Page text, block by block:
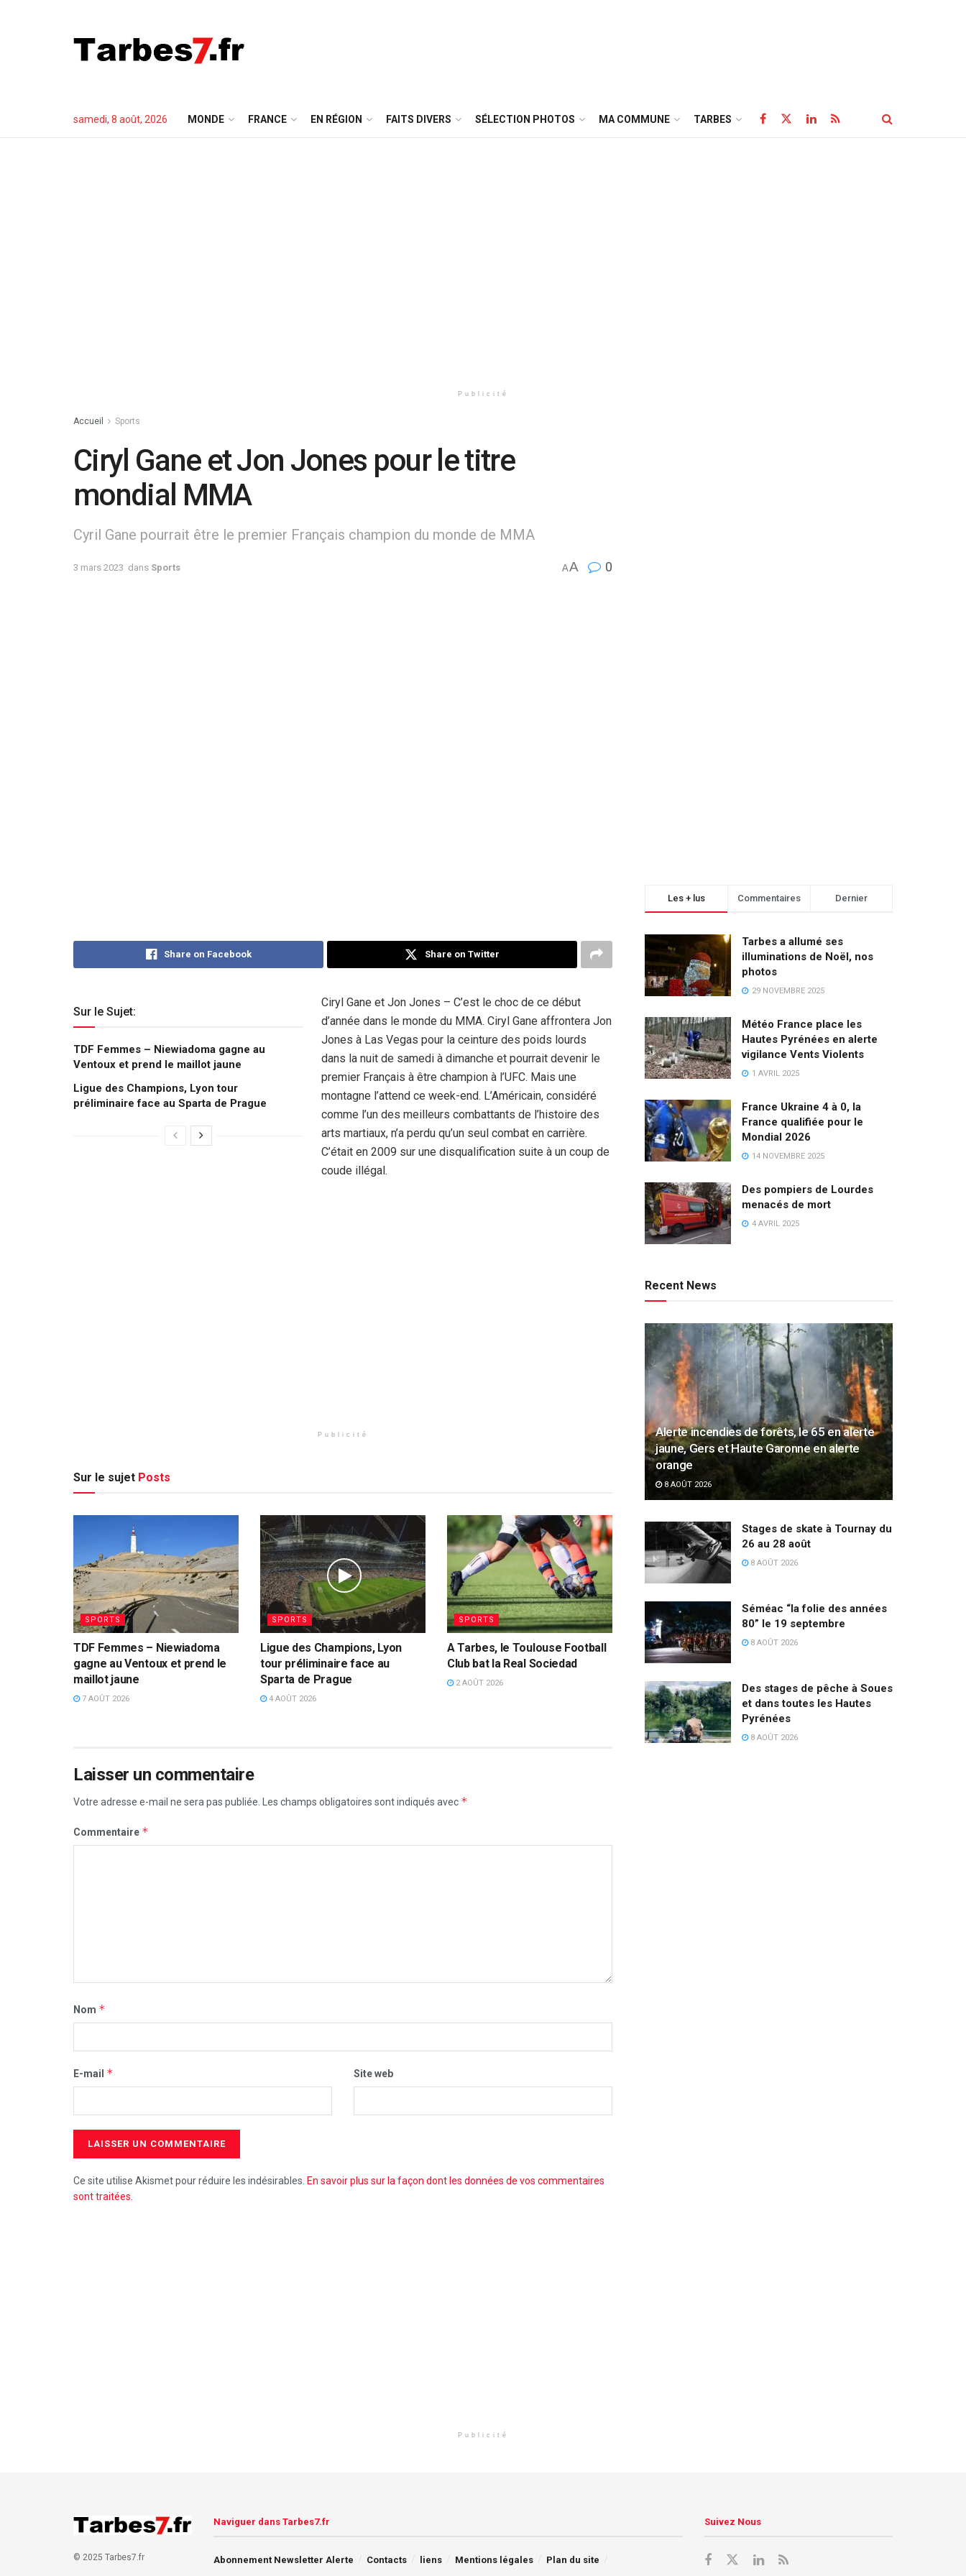
samedi, 8 août, 2026 MONDE FRANCE EN RÉGION FAITS DIVERS SÉLECTION PHOTOS MA COMMUNE TARBES
Publicité
Accueil Sports
Ciryl Gane et Jon Jones pour le titre
mondial MMA
Cyril Gane pourrait être le premier Français champion du monde de MMA
3 mars 2023 dans Sports AA 0
Share on Facebook Share on Twitter
Sur le Sujet:
TDF Femmes – Niewiadoma gagne au
Ventoux et prend le maillot jaune
Ligue des Champions, Lyon tour
préliminaire face au Sparta de Prague
Ciryl Gane et Jon Jones – C’est le choc de ce début
d’année dans le monde du MMA. Ciryl Gane affrontera Jon
Jones à Las Vegas pour la ceinture des poids lourds
dans la nuit de samedi à dimanche et pourrait devenir le
premier Français à être champion à l’UFC. Mais une
montagne l’attend ce week-end. L’Américain, considéré
comme l’un des meilleurs combattants de l’histoire des
arts martiaux, n’a perdu qu’un seul combat en carrière.
C’était en 2009 sur une disqualification suite à un coup de
coude illégal.
Publicité
Sur le sujet Posts
SPORTS
TDF Femmes – Niewiadoma
gagne au Ventoux et prend le
maillot jaune
7 AOÛT 2026
SPORTS
Ligue des Champions, Lyon
tour préliminaire face au
Sparta de Prague
4 AOÛT 2026
SPORTS
A Tarbes, le Toulouse Football
Club bat la Real Sociedad
2 AOÛT 2026
Laisser un commentaire
Votre adresse e-mail ne sera pas publiée. Les champs obligatoires sont indiqués avec *
Commentaire *
Nom *
E-mail * Site web
Ce site utilise Akismet pour réduire les indésirables. En savoir plus sur la façon dont les données de vos commentaires
sont traitées
Les + lus Commentaires Dernier
Tarbes a allumé ses
illuminations de Noël, nos
photos
29 NOVEMBRE 2025
Météo France place les
Hautes Pyrénées en alerte
vigilance Vents Violents
1 AVRIL 2025
France Ukraine 4 à 0, la
France qualifiée pour le
Mondial 2026
14 NOVEMBRE 2025
Des pompiers de Lourdes
menacés de mort
4 AVRIL 2025
Recent News
Alerte incendies de forêts, le 65 en alerte
jaune, Gers et Haute Garonne en alerte
orange
8 AOÛT 2026
Stages de skate à Tournay du
26 au 28 août
8 AOÛT 2026
Séméac “la folie des années
80” le 19 septembre
8 AOÛT 2026
Des stages de pêche à Soues
et dans toutes les Hautes
Pyrénées
8 AOÛT 2026
Publicité
© 2025 Tarbes7.fr
Naviguer dans Tarbes7.fr
Abonnement Newsletter Alerte Contacts liens Mentions légales
Plan du site
Suivez Nous